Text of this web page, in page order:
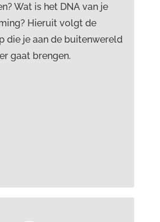
Wat is het DNA van je
Hieruit volgt de
die je aan de buitenwereld
gaat brengen.
de Vlieger
image consultant,